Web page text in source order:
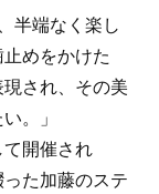
半端なく楽し
めをかけた
され、その美
。」
開催され
った加藤のステ